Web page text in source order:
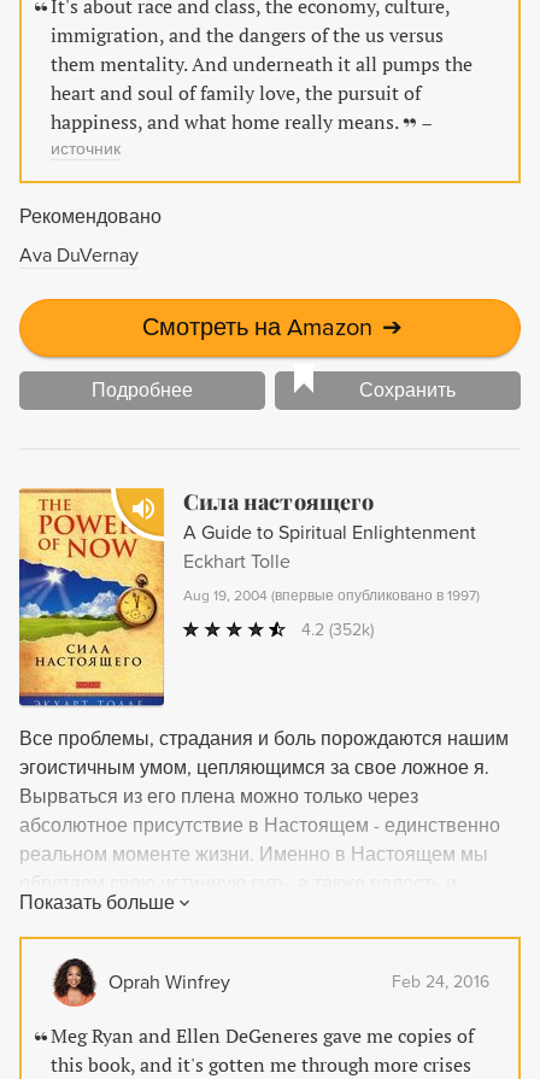
It's about race and class, the economy, culture,
immigration, and the dangers of the us versus
them mentality. And underneath it all pumps the
heart and soul of family love, the pursuit of
happiness, and what home really means.
–
источник
Рекомендовано
Ava DuVernay
Смотреть на Amazon ➔
Подробнее Сохранить
Сила настоящего
A Guide to Spiritual Enlightenment
Eckhart Tolle
Aug 19, 2004 (впервые опубликовано в 1997)
4.2 (352k)
Все проблемы, страдания и боль порождаются нашим
эгоистичным умом, цепляющимся за свое ложное я.
Вырваться из его плена можно только через
абсолютное присутствие в Настоящем - единственно
реальном моменте жизни. Именно в Настоящем мы
понимание того, что целостность и совершенство есть
не цель, а реальность, доступная нам уже Сейчас.
Показать больше
Oprah Winfrey Feb 24, 2016
Meg Ryan and Ellen DeGeneres gave me copies of
this book, and it's gotten me through more crises